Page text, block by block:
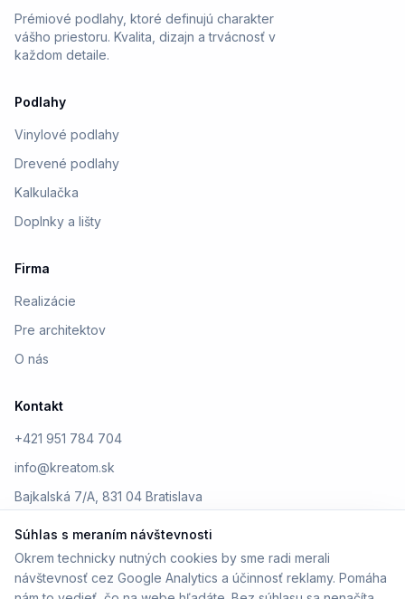
Prémiové podlahy, ktoré definujú charakter
vášho priestoru. Kvalita, dizajn a trvácnosť v
každom detaile.
Podlahy
Vinylové podlahy
Drevené podlahy
Kalkulačka
Doplnky a lišty
Firma
Realizácie
Pre architektov
O nás
Kontakt
+421 951 784 704
info@kreatom.sk
Bajkalská 7/A, 831 04 Bratislava
© 2026 Kreatom. Všetky práva vyhradené.
Súhlas s meraním návštevnosti
Okrem technicky nutných cookies by sme radi merali
návštevnosť cez Google Analytics a účinnosť reklamy. Pomáha